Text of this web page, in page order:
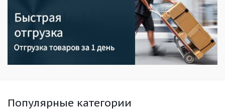
Популярные категории